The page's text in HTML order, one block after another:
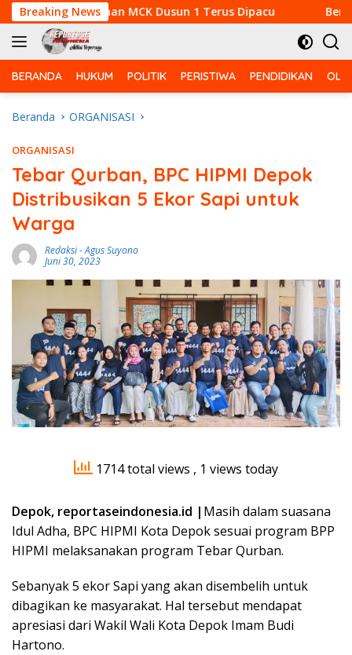
Langsung
ke
konten
Breaking NewsMCK Dusun 1 Terus Dipacu Bentengi
BERANDA HUKUM POLITIK PERISTIWA PENDIDIKAN
Beranda ORGANISASI
ORGANISASI
Tebar Qurban, BPC HIPMI Depok
Distribusikan 5 Ekor Sapi untuk
Warga
Redaksi-Agus Suyono
Juni 30, 2023
1714 total views , 1 views today
Depok, reportaseindonesia.id | Masih dalam suasana
Idul Adha, BPC HIPMI Kota Depok sesuai program BPP
HIPMI melaksanakan program Tebar Qurban.
Sebanyak 5 ekor Sapi yang akan disembelih untuk
dibagikan ke masyarakat. Hal tersebut mendapat
apresiasi dari Wakil Wali Kota Depok Imam Budi
Hartono.